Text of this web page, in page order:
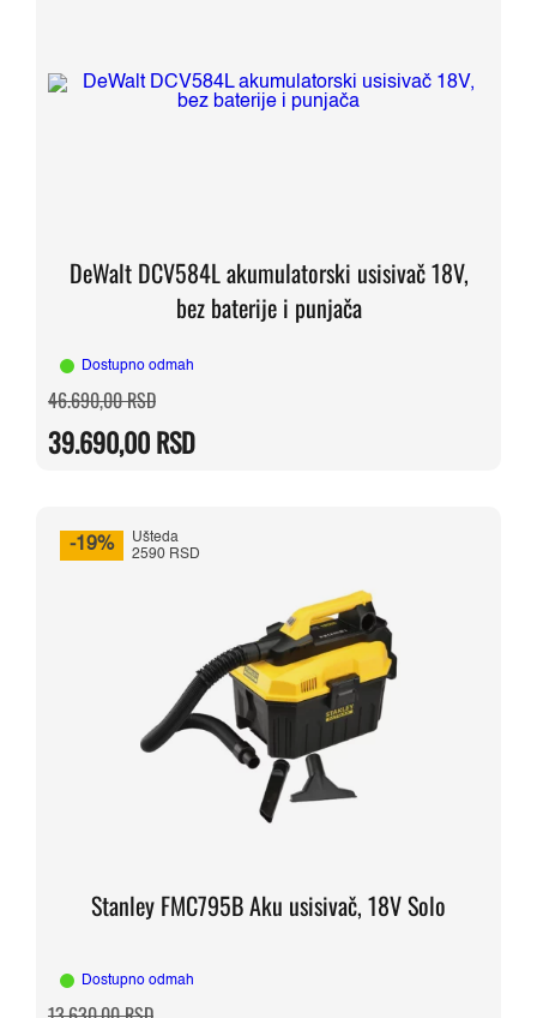
DeWalt DCV584L akumulatorski usisivač 18V,
bez baterije i punjača
Dostupno odmah
46.690,00RSDOriginalna
cena
bila:
46.690,00 RSD.
39.690,00RSD
Trenutna
cena
39.690,00 RSD.
-19%
Ušteda
2590 RSD
Stanley FMC795B Aku usisivač, 18V Solo
Dostupno odmah
Originalna
Trenutna